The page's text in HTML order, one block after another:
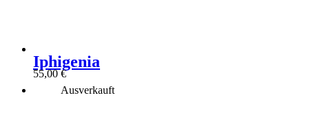
Iphigenia
55,00€
Ausverkauft